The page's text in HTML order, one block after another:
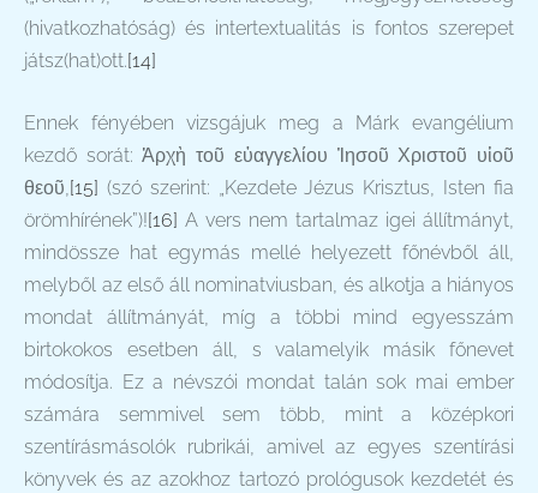
(hivatkozhatóság) és intertextualitás is fontos szerepet
játsz(hat)ott.[14]
Ennek fényében vizsgájuk meg a Márk evangélium
kezdő sorát: Ἀρχὴ τοῦ εὐαγγελίου Ἰησοῦ Χριστοῦ υἱοῦ
θεοῦ,[15] (szó szerint: „Kezdete Jézus Krisztus, Isten fia
örömhírének”)![16] A vers nem tartalmaz igei állítmányt,
mindössze hat egymás mellé helyezett főnévből áll,
melyből az első áll nominatviusban, és alkotja a hiányos
mondat állítmányát, míg a többi mind egyesszám
birtokokos esetben áll, s valamelyik másik főnevet
módosítja. Ez a névszói mondat talán sok mai ember
számára semmivel sem több, mint a középkori
szentírásmásolók rubrikái, amivel az egyes szentírási
könyvek és az azokhoz tartozó prológusok kezdetét és